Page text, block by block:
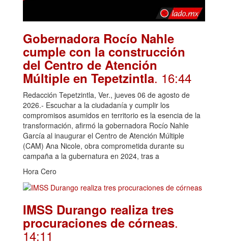
Gobernadora Rocío Nahle
cumple con la construcción
del Centro de Atención
Múltiple en Tepetzintla. 16:44
Redacción Tepetzintla, Ver., jueves 06 de agosto de
2026.- Escuchar a la ciudadanía y cumplir los
compromisos asumidos en territorio es la esencia de la
transformación, afirmó la gobernadora Rocío Nahle
García al inaugurar el Centro de Atención Múltiple
(CAM) Ana Nicole, obra comprometida durante su
campaña a la gubernatura en 2024, tras a
Hora Cero
IMSS Durango realiza tres
procuraciones de córneas.
14:11